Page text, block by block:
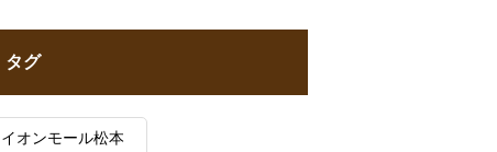
タグ
イオンモール松本